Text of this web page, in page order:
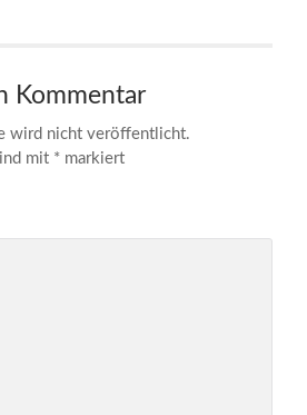
Kommentar
wird nicht veröffentlicht.
mit * markiert